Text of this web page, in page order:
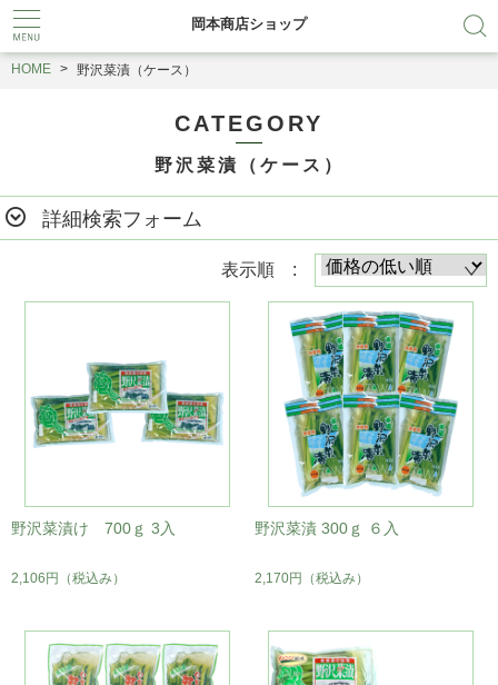
岡本商店ショップ
HOME 野沢菜漬（ケース）
CATEGORY
野沢菜漬（ケース）
詳細検索フォーム
表示順 :
野沢菜漬け 700ｇ 3入
2,106円 （税込み）
野沢菜漬 300ｇ ６入
2,170円 （税込み）